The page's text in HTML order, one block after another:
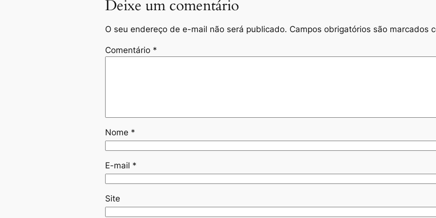
Deixe um comentário
O seu endereço de e-mail não será publicado. Campos obrigatórios são marcados
Comentário *
Nome *
E-mail *
Site